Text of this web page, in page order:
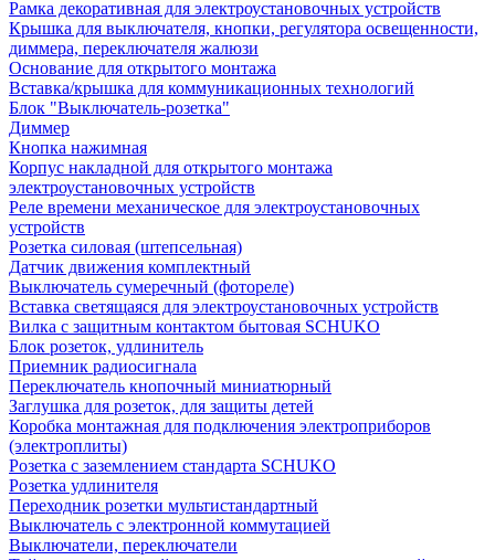
Рамка декоративная для электроустановочных устройств
Крышка для выключателя, кнопки, регулятора освещенности,
диммера, переключателя жалюзи
Основание для открытого монтажа
Вставка/крышка для коммуникационных технологий
Блок "Выключатель-розетка"
Диммер
Кнопка нажимная
Корпус накладной для открытого монтажа
электроустановочных устройств
Реле времени механическое для электроустановочных
устройств
Розетка силовая (штепсельная)
Датчик движения комплектный
Выключатель сумеречный (фотореле)
Вставка светящаяся для электроустановочных устройств
Вилка с защитным контактом бытовая SCHUKO
Блок розеток, удлинитель
Приемник радиосигнала
Переключатель кнопочный миниатюрный
Заглушка для розеток, для защиты детей
Коробка монтажная для подключения электроприборов
(электроплиты)
Розетка с заземлением стандарта SCHUKO
Розетка удлинителя
Переходник розетки мультистандартный
Выключатель с электронной коммутацией
Выключатели, переключатели